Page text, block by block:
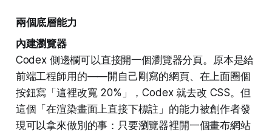
兩個底層能力
內建瀏覽器
Codex 側邊欄可以直接開一個瀏覽器分頁。原本是給
前端工程師用的——開自己剛寫的網頁、在上面圈個
按鈕寫「這裡改寬 20%」，Codex 就去改 CSS。但
這個「在渲染畫面上直接下標註」的能力被創作者發
現可以拿來做別的事：只要瀏覽器裡開一個畫布網站